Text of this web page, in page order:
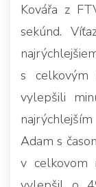
Kovářa z
sekúnd.
s celkovým
vylepšili
Adam s
v celkovom